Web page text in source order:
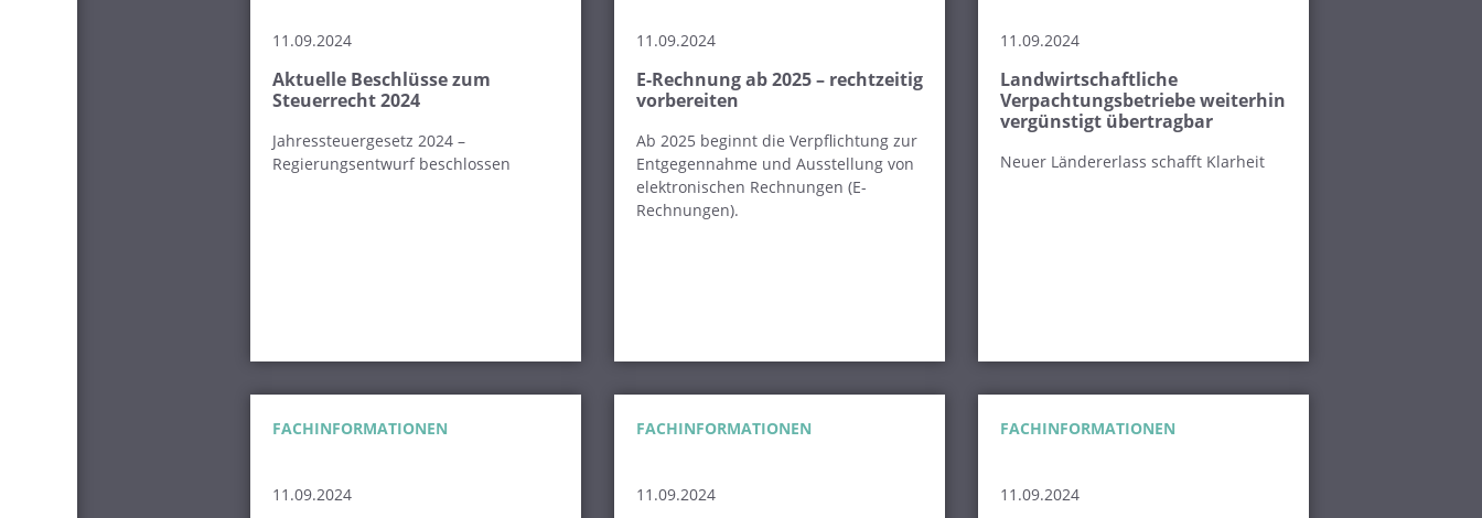
11.09.2024
Aktuelle Beschlüsse zum
Steuerrecht 2024
Jahressteuergesetz 2024 –
Regierungsentwurf beschlossen
11.09.2024
E-Rechnung ab 2025 – rechtzeitig
vorbereiten
Ab 2025 beginnt die Verpflichtung zur
Entgegennahme und Ausstellung von
elektronischen Rechnungen (E-
Rechnungen).
11.09.2024
Landwirtschaftliche
Verpachtungsbetriebe weiterhin
vergünstigt übertragbar
Neuer Ländererlass schafft Klarheit
FACHINFORMATIONEN
11.09.2024
FACHINFORMATIONEN
11.09.2024
FACHINFORMATIONEN
11.09.2024